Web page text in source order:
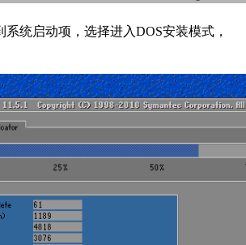
系统启动项，选择进入DOS安装模式，